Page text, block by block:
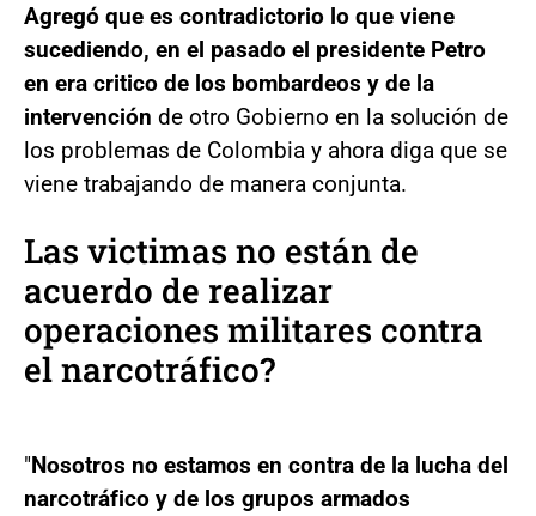
Agregó que es contradictorio lo que viene
sucediendo, en el pasado el presidente Petro
en era critico de los bombardeos y de la
intervención de otro Gobierno en la solución de
los problemas de Colombia y ahora diga que se
viene trabajando de manera conjunta.
Las victimas no están de
acuerdo de realizar
operaciones militares contra
el narcotráfico?
"Nosotros no estamos en contra de la lucha del
narcotráfico y de los grupos armados